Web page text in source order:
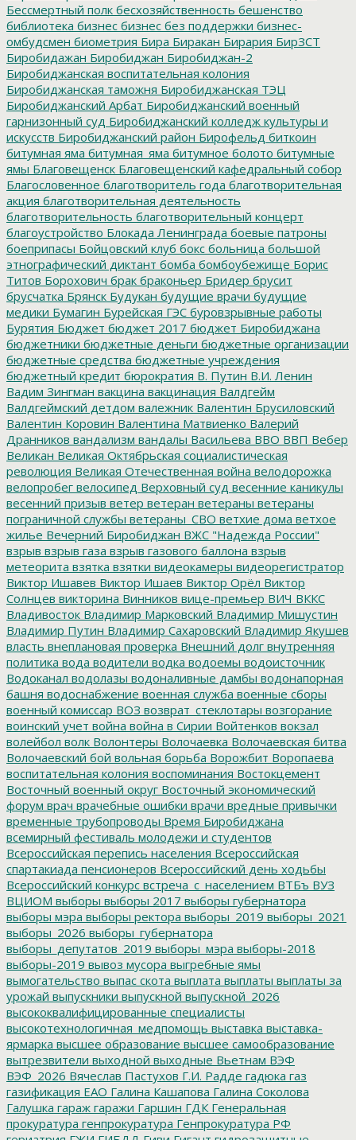
Бессмертный полк бесхозяйственность бешенство
библиотека бизнес бизнес без поддержки бизнес-
омбудсмен биометрия Бира Биракан Бирария БирЗСТ
Биробидажан Биробиджан Биробиджан-2
Биробиджанская воспитательная колония
Биробиджанская таможня Биробиджанская ТЭЦ
Биробиджанский Арбат Биробиджанский военный
гарнизонный суд Биробиджанский колледж культуры и
искусств Биробиджанский район Бирофельд биткоин
битумная яма битумная_яма битумное болото битумные
ямы Благовещенск Благовещенский кафедральный собор
Благословенное благотворитель года благотворительная
акция благотворительная деятельность
благотворительность благотворительный концерт
благоустройство Блокада Ленинграда боевые патроны
боеприпасы Бойцовский клуб бокс больница большой
этнографический диктант бомба бомбоубежище Борис
Титов Борохович брак браконьер Бридер брусит
брусчатка Брянск Будукан будущие врачи будущие
медики Бумагин Бурейская ГЭС буровзрывные работы
Бурятия Бюджет бюджет 2017 бюджет Биробиджана
бюджетники бюджетные деньги бюджетные организации
бюджетные средства бюджетные учреждения
бюджетный кредит бюрократия В. Путин В.И. Ленин
Вадим Зингман вакцина вакцинация Валдгейм
Валдгеймский детдом валежник Валентин Брусиловский
Валентин Коровин Валентина Матвиенко Валерий
Дранников вандализм вандалы Васильева ВВО ВВП Вебер
Великан Великая Октябрьская социалистическая
революция Великая Отечественная война велодорожка
велопробег велосипед Верховный суд весенние каникулы
весенний призыв ветер ветеран ветераны ветераны
пограничной службы ветераны_СВО ветхие дома ветхое
жилье Вечерний Биробиджан ВЖС "Надежда России"
взрыв взрыв газа взрыв газового баллона взрыв
метеорита взятка взятки видеокамеры видеорегистратор
Виктор Ишавев Виктор Ишаев Виктор Орёл Виктор
Солнцев викторина Винников вице-премьер ВИЧ ВККС
Владивосток Владимир Марковский Владимир Мишустин
Владимир Путин Владимир Сахаровский Владимир Якушев
власть внеплановая проверка Внешний долг внутренняя
политика вода водители водка водоемы водоисточник
Водоканал водолазы водоналивные дамбы водонапорная
башня водоснабжение военная служба военные сборы
военный комиссар ВОЗ возврат_стеклотары возгорание
воинский учет война война в Сирии Войтенков вокзал
волейбол волк Волонтеры Волочаевка Волочаевская битва
Волочаевский бой вольная борьба Ворожбит Воропаева
воспитательная колония воспоминания Востокцемент
Восточный военный округ Восточный экономический
форум врач врачебные ошибки врачи вредные привычки
временные трубопроводы Время Биробиджана
всемирный фестиваль молодежи и студентов
Всероссийская перепись населения Всероссийская
спартакиада пенсионеров Всероссийский день ходьбы
Всероссийский конкурс встреча_с_населением ВТБъ ВУЗ
ВЦИОМ выборы выборы 2017 выборы губернатора
выборы мэра выборы ректора выборы_2019 выборы_2021
выборы_2026 выборы_губернатора
выборы_депутатов_2019 выборы_мэра выборы-2018
выборы-2019 вывоз мусора выгребные ямы
вымогательство выпас скота выплата выплаты выплаты за
урожай выпускники выпускной выпускной_2026
высококвалифицированные специалисты
высокотехнологичная_медпомощь выставка выставка-
ярмарка высшее образование высшее самообразование
вытрезвители выходной выходные Вьетнам ВЭФ
ВЭФ_2026 Вячеслав Пастухов Г.И. Радде гадюка газ
газификация ЕАО Галина Кашапова Галина Соколова
Галушка гараж гаражи Гаршин ГДК Генеральная
прокуратура генпрокуратура Генпрокуратура РФ